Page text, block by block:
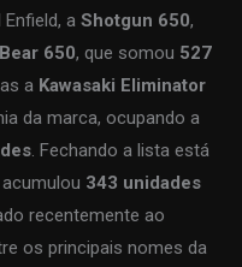
Enfield, aShotgun 650,
Bear 650, que somou 527
a Kawasaki Eliminator
da marca, ocupando a
. Fechando a lista está
343 unidades
recentemente ao
os principais nomes da